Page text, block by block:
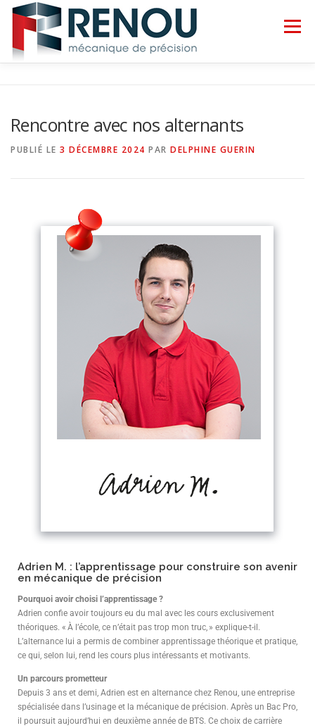
Menu
ACTUALITÉS
Rencontre avec nos alternants
PUBLIÉ LE 3 DÉCEMBRE 2024 PAR DELPHINE GUERIN
Adrien M. : l’apprentissage pour construire son avenir
en mécanique de précision
Pourquoi avoir choisi l’apprentissage ?
Adrien confie avoir toujours eu du mal avec les cours exclusivement
théoriques. « À l’école, ce n’était pas trop mon truc, » explique-t-il.
L’alternance lui a permis de combiner apprentissage théorique et pratique,
ce qui, selon lui, rend les cours plus intéressants et motivants.
Un parcours prometteur
Depuis 3 ans et demi, Adrien est en alternance chez Renou, une entreprise
spécialisée dans l’usinage et la mécanique de précision. Après un Bac Pro,
il poursuit aujourd’hui en deuxième année de BTS. Ce choix de carrière